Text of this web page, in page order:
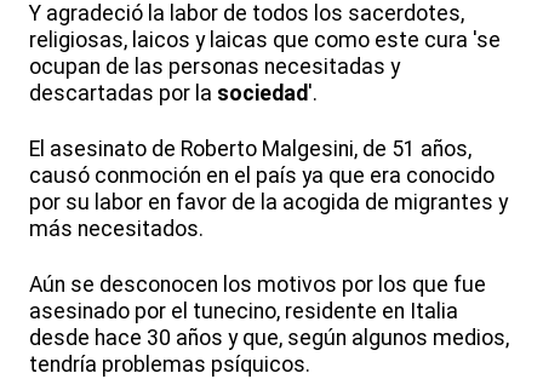
Y agradeció la labor de todos los sacerdotes,
religiosas, laicos y laicas que como este cura 'se
ocupan de las personas necesitadas y
descartadas por la sociedad'.
El asesinato de Roberto Malgesini, de 51 años,
causó conmoción en el país ya que era conocido
por su labor en favor de la acogida de migrantes y
más necesitados.
Aún se desconocen los motivos por los que fue
asesinado por el tunecino, residente en Italia
desde hace 30 años y que, según algunos medios,
tendría problemas psíquicos.